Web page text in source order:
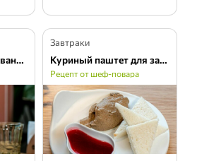
Шарлотка с маринованными яблоками
Завтраки
Куриный паштет для завтрака
Рецепт от шеф-повара